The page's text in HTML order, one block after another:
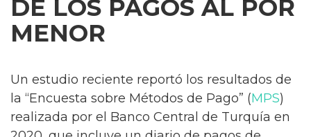
DE LOS PAGOS AL POR
MENOR
Un estudio reciente reportó los resultados de
la “Encuesta sobre Métodos de Pago” (MPS)
realizada por el Banco Central de Turquía en